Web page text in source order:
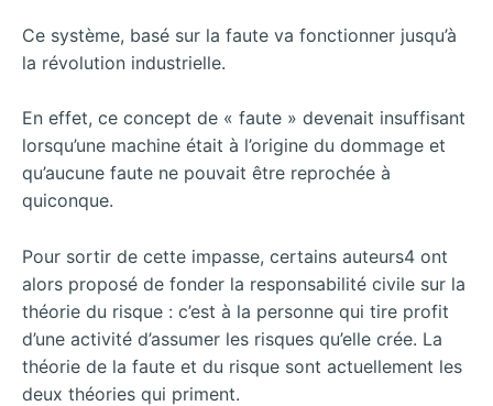
Ce système, basé sur la faute va fonctionner jusqu’à
la révolution industrielle.
En effet, ce concept de « faute » devenait insuffisant
lorsqu’une machine était à l’origine du dommage et
qu’aucune faute ne pouvait être reprochée à
quiconque.
Pour sortir de cette impasse, certains auteurs4 ont
alors proposé de fonder la responsabilité civile sur la
théorie du risque : c’est à la personne qui tire profit
d’une activité d’assumer les risques qu’elle crée. La
théorie de la faute et du risque sont actuellement les
deux théories qui priment.